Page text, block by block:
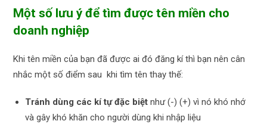
Một số lưu ý để tìm được tên miền cho
doanh nghiệp
Khi tên miền của bạn đã được ai đó đăng kí thì bạn nên cân
nhắc một số điểm sau khi tìm tên thay thế:
Tránh dùng các kí tự đặc biệt như (-) (+) vì nó khó nhớ
và gây khó khăn cho người dùng khi nhập liệu